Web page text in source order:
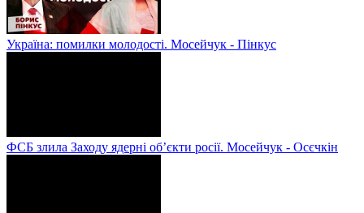
Україна: помилки молодості. Мосейчук - Пінкус
ФСБ злила Заходу ядерні об’єкти росії. Мосейчук - Осєчкін